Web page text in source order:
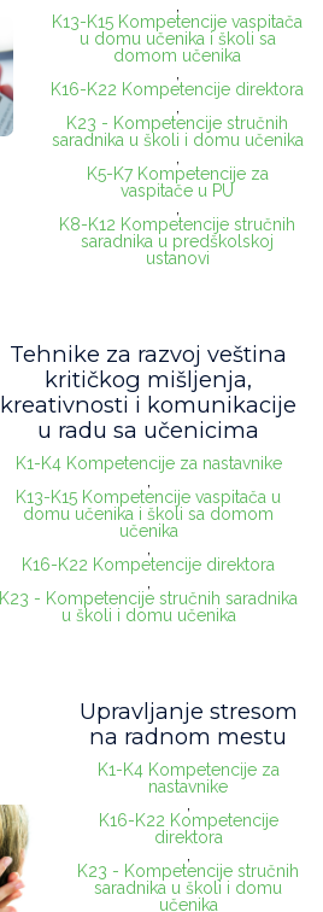
K13-K15 Kompetencije vaspitača
u domu učenika i školi sa
domom učenika
K16-K22 Kompetencije direktora
K23 - Kompetencije stručnih
saradnika u školi i domu učenika
K5-K7 Kompetencije za
vaspitače u PU
K8-K12 Kompetencije stručnih
saradnika u predškolskoj
ustanovi
Tehnike za razvoj veština
kritičkog mišljenja,
kreativnosti i komunikacije
u radu sa učenicima
K1-K4 Kompetencije za nastavnike
K13-K15 Kompetencije vaspitača u
domu učenika i školi sa domom
učenika
K16-K22 Kompetencije direktora
K23 - Kompetencije stručnih saradnika
u školi i domu učenika
Upravljanje stresom
na radnom mestu
K1-K4 Kompetencije za
nastavnike
K16-K22 Kompetencije
direktora
K23 - Kompetencije stručnih
saradnika u školi i domu
učenika